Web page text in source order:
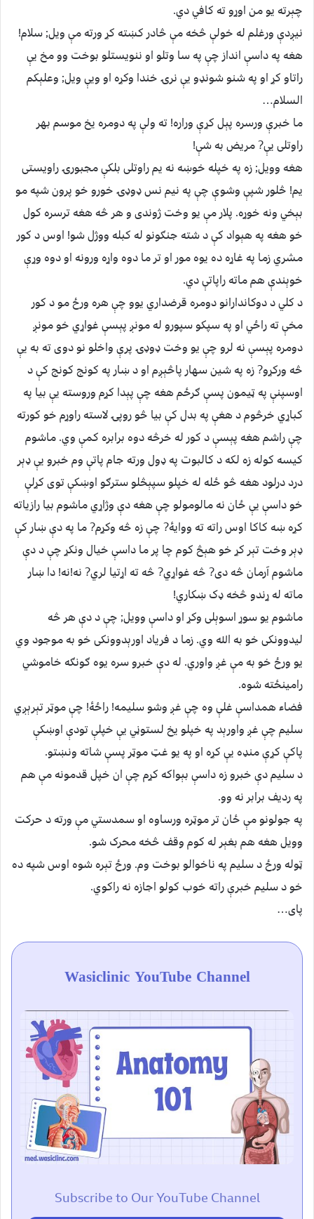
چېرته يو من اوړو ته کافي دي.
نيږدې ورغلم له خولې څخه مې څادر کښته کړ ورته مې ويل; سلام!
هغه په داسې انداز چې په سا وتلو او ننويستلو بوخت وو مخ يې
راتاو کړ او په شنو شونډو يې نرۍ خندا وکړه او ويې ويل; وعلېکم
السلام…
ما خبرې ورسره پېل کړې وراره! ته ولې په دومره يخ موسم بهر
راوتلی يې? مريض به شې!
هغه وويل; زه په خپله خوښه نه يم راوتلی بلکې مجبورۍ راويستی
يم! څلور شپې وشوې چې په نيم نس ډوډۍ خورو خو پرون شپه مو
بېخي ونه خوړه. پلار مې يو وخت ژوندی و هر څه هغه ترسره کول
خو هغه په هېواد کې د شته جنګونو له کبله ووژل شو! اوس د کور
مشري زما په غاړه ده يوه مور او تر ما دوه واړه ورونه او دوه وړې
خوېندې هم ماته راپاتې دي.
د کلي د دوکاندارانو دومره قرضداري يوو چې هره ورځ مو د کور
مخې ته راځي او په سپکو سپورو له مونږ پېسې غواړي خو مونږ
دومره پېسې نه لرو چې يو وخت ډوډۍ پرې واخلو نو دوی ته به يې
څه ورکړو? زه په شين سهار پاڅېږم او د ښار په کونج کونج کې د
اوسپنې په ټيمون پسې ګرځم هغه چې پېدا کړم وروسته يې بيا په
کباړي خرڅوم د هغې په بدل کې بيا څو روپۍ لاسته راوړم خو کورته
چې راشم هغه پېسې د کور له خرڅه دوه برابره کمې وي. ماشوم
کيسه کوله زه لکه د کالبوت په ډول ورته جام پاتې وم خبرو يې ډېر
درد درلود هغه څو ځله له خپلو سپېڅلو سترګو اوښکې توی کړلې
خو داسې يې ځان نه مالومولو چې هغه دې وژاړي ماشوم بيا رازياته
کړه ښه کاکا اوس راته ته ووايۀ? چې زه څه وکړم? ما په دې ښار کې
ډېر وخت تېر کړ خو هېڅ کوم چا پر ما داسې خيال ونکړ چې د دې
ماشوم آرمان څه دی? څه غواړي? څه ته اړتيا لري? نه!نه! دا ښار
ماته له ړندو څخه ډک ښکاري!
ماشوم يو سوړ اسوېلی وکړ او داسې وويل; چې د دې هر څه
ليدوونکی خو به الله وي. زما د فرياد اورېدوونکی خو به موجود وي
يو ورځ خو به مې غږ واوري. له دې خبرو سره يوه ګونګه خاموشي
رامینځته شوه.
فضاء همداسې غلې وه چې غږ وشو سليمه! راځۀ! چې موټر تېرېږي
سليم چې غږ واورېد په خپلو يخ لستوڼي يې خپلې تودې اوښکې
پاکې کړې منډه يې کړه او په يو غټ موټر پسې شاته ونښتو.
د سليم دې خبرو زه داسې بېواکه کړم چې ان خپل قدمونه مې هم
په رديف برابر نه وو.
په جولونو مې ځان تر موټره ورساوه او سمدستي مې ورته د حرکت
وويل هغه هم بغېر له کوم وقف څخه محرک شو.
ټوله ورځ د سليم په ناخوالو بوخت وم. ورځ تېره شوه اوس شپه ده
خو د سليم خبرې راته خوب کولو اجازه نه راکوي.
پای…
Wasiclinic YouTube Channel
Subscribe to Our YouTube Channel